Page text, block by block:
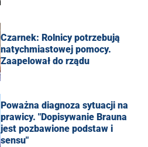
Czarnek: Rolnicy potrzebują
natychmiastowej pomocy.
Zaapelował do rządu
Poważna diagnoza sytuacji na
prawicy. "Dopisywanie Brauna
jest pozbawione podstaw i
sensu"